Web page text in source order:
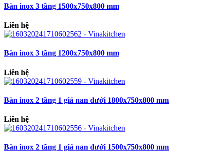
Bàn inox 3 tầng 1500x750x800 mm
Liên hệ
Bàn inox 3 tầng 1200x750x800 mm
Liên hệ
Bàn inox 2 tầng 1 giá nan dưới 1800x750x800 mm
Liên hệ
Bàn inox 2 tầng 1 giá nan dưới 1500x750x800 mm